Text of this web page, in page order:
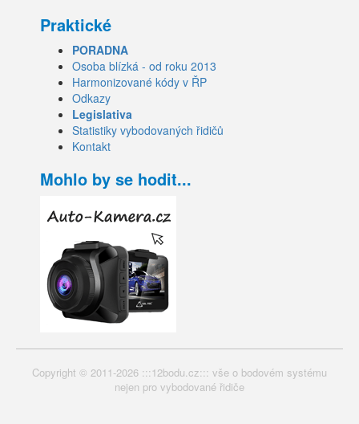
Praktické
PORADNA
Osoba blízká - od roku 2013
Harmonizované kódy v ŘP
Odkazy
Legislativa
Statistiky vybodovaných řidičů
Kontakt
Mohlo by se hodit...
Copyright © 2011-2026 :::12bodu.cz::: vše o bodovém systému
nejen pro vybodované řidiče